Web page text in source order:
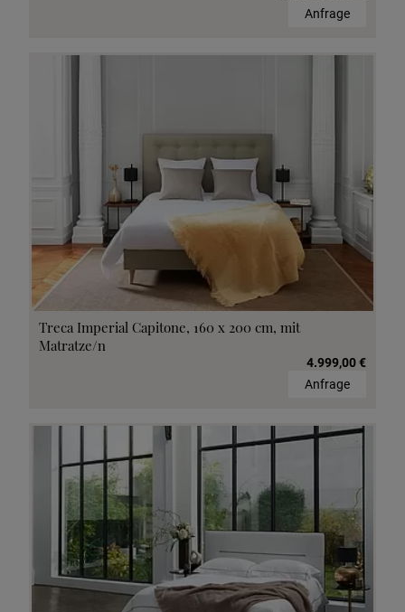
Anfrage
Treca Imperial Capitone, 160 x 200 cm, mit
Matratze/n
4.999,00 €
Anfrage